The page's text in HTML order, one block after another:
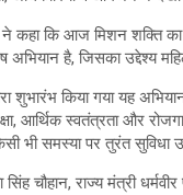
ने कहा कि आज मिशन
अभियान है, जिसका उद्देश्य
शुभारंभ किया गया यह
आर्थिक स्वतंत्रता और
भी समस्या पर तुरंत सुविधा
चौहान, राज्य मंत्री